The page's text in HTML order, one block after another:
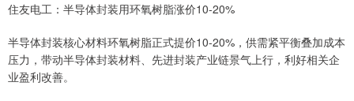
住友电工：半导体封装用环氧树脂涨价10-20%
半导体封装核心材料环氧树脂正式提价10-20%，供需紧平衡叠加成本
压力，带动半导体封装材料、先进封装产业链景气上行，利好相关企
业盈利改善。